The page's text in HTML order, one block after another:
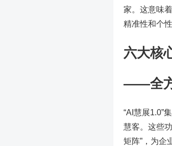
家。这意味
精准性和个性
六大核
——全方
“AI慧展1.0”
慧客。这些
矩阵”，为企